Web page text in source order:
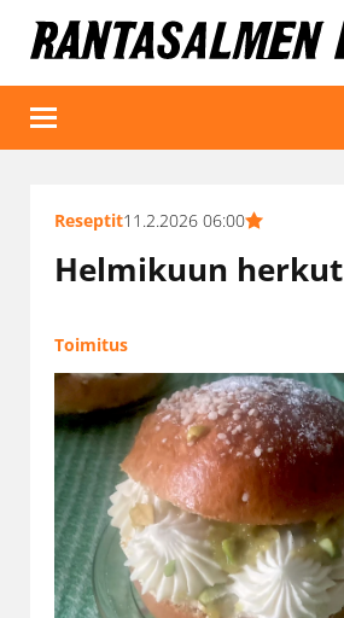
Reseptit11.2.2026 06:00
Helmikuun herkut
Toimitus